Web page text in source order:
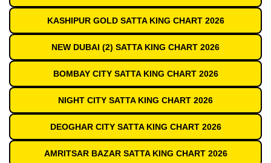
KASHIPUR GOLD SATTA KING CHART 2026
NEW DUBAI (2) SATTA KING CHART 2026
BOMBAY CITY SATTA KING CHART 2026
NIGHT CITY SATTA KING CHART 2026
DEOGHAR CITY SATTA KING CHART 2026
AMRITSAR BAZAR SATTA KING CHART 2026